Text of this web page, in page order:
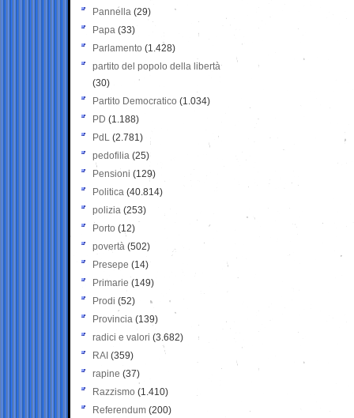
Pannella (29)
Papa (33)
Parlamento (1.428)
partito del popolo della libertà
(30)
Partito Democratico (1.034)
PD (1.188)
PdL (2.781)
pedofilia (25)
Pensioni (129)
Politica (40.814)
polizia (253)
Porto (12)
povertà (502)
Presepe (14)
Primarie (149)
Prodi (52)
Provincia (139)
radici e valori (3.682)
RAI (359)
rapine (37)
Razzismo (1.410)
Referendum (200)